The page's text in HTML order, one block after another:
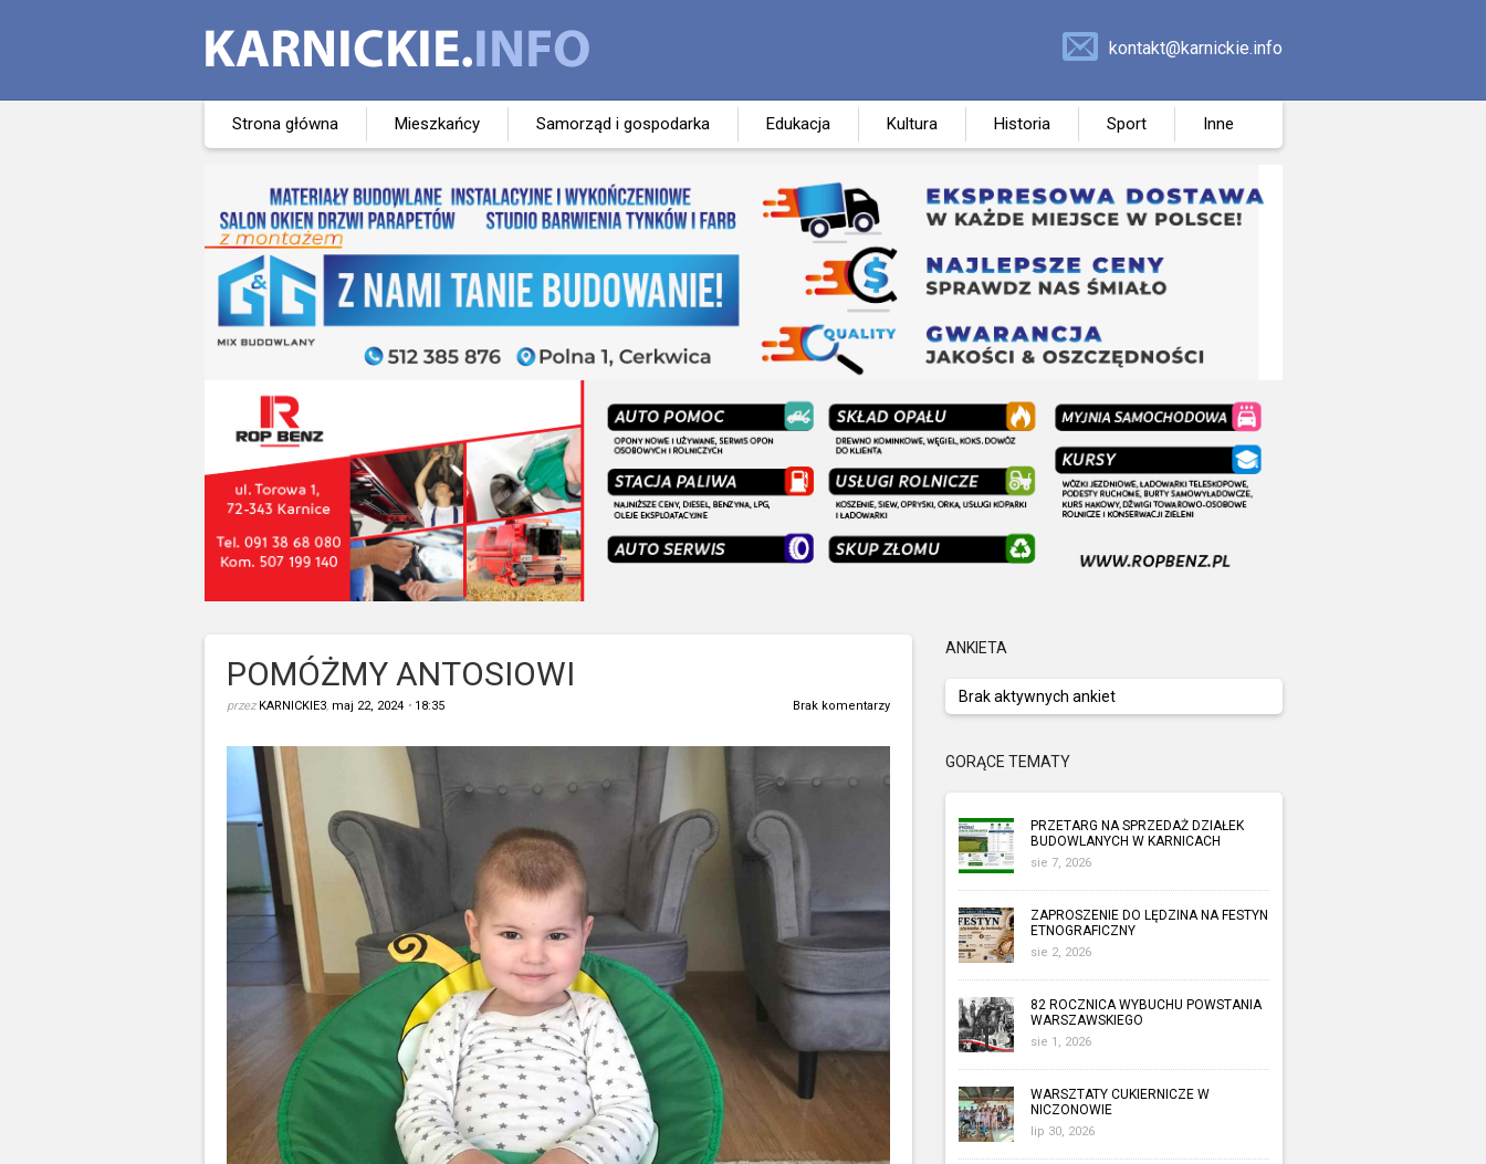
kontakt@karnickie.info
Strona główna Mieszkańcy Samorząd i gospodarka Edukacja Kultura Historia Sport Inne
POMÓŻMY ANTOSIOWI
przez KARNICKIE3, maj 22, 2024• 18:35 Brak komentarzy
ANKIETA
Brak aktywnych ankiet
GORĄCE TEMATY
PRZETARG NA SPRZEDAŻ DZIAŁEK
BUDOWLANYCH W KARNICACH
sie 7, 2026
ZAPROSZENIE DO LĘDZINA NA FESTYN
ETNOGRAFICZNY
sie 2, 2026
82 ROCZNICA WYBUCHU POWSTANIA
WARSZAWSKIEGO
sie 1, 2026
WARSZTATY CUKIERNICZE W
NICZONOWIE
lip 30, 2026